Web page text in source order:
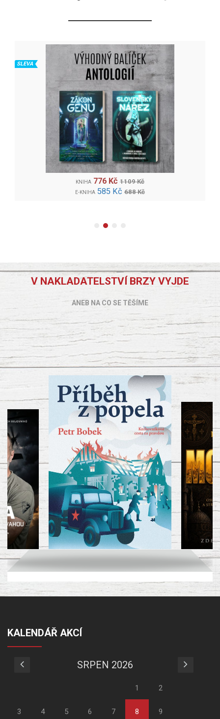
SLEVA
KNIHA 776 Kč 1109 Kč
E-KNIHA 585 Kč 688 Kč
V NAKLADATELSTVÍ BRZY VYJDE
ANEB NA CO SE TĚŠÍME
KALENDÁŘ AKCÍ
SRPEN 2026
1 2
3 4 5 6 7 8 9